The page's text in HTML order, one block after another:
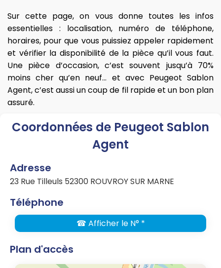
Sur cette page, on vous donne toutes les infos
essentielles : localisation, numéro de téléphone,
horaires, pour que vous puissiez appeler rapidement
et vérifier la disponibilité de la pièce qu’il vous faut.
Une pièce d’occasion, c’est souvent jusqu’à 70%
moins cher qu’en neuf… et avec Peugeot Sablon
Agent, c’est aussi un coup de fil rapide et un bon plan
assuré.
Coordonnées de Peugeot Sablon
Agent
Adresse
23 Rue Tilleuls 52300 ROUVROY SUR MARNE
Téléphone
☎ Afficher le N° *
Plan d'accès